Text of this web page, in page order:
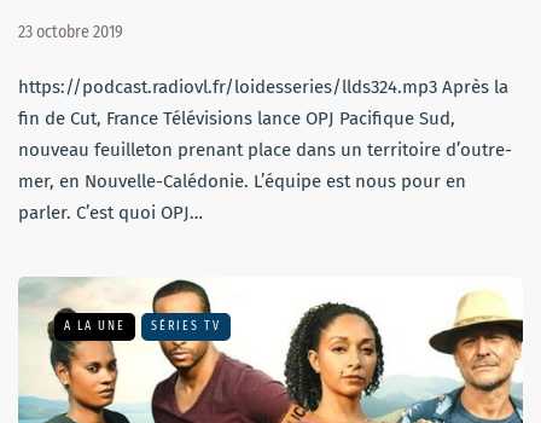
23 octobre 2019
https://podcast.radiovl.fr/loidesseries/llds324.mp3 Après la
fin de Cut, France Télévisions lance OPJ Pacifique Sud,
nouveau feuilleton prenant place dans un territoire d’outre-
mer, en Nouvelle-Calédonie. L’équipe est nous pour en
parler. C’est quoi OPJ…
A LA UNE SÉRIES TV